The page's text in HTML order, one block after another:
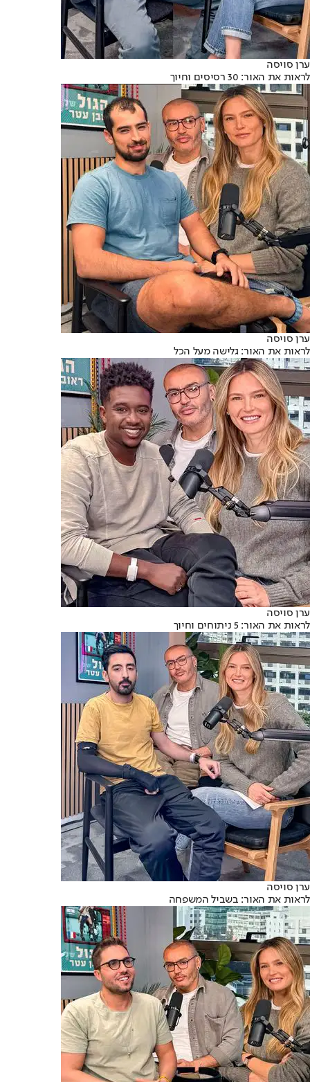
ערן סויסה
לראות את האור: 30 רסיסים וחיוך
ערן סויסה
לראות את האור: גלישה מעל הכל
ערן סויסה
לראות את האור: 5 ניתוחים וחיוך
ערן סויסה
לראות את האור: בשביל המשפחה